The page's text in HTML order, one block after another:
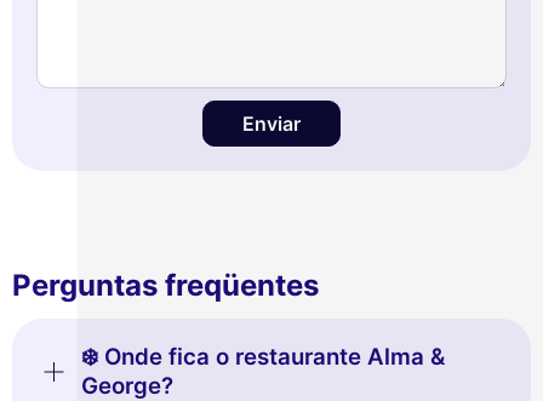
Enviar
Perguntas freqüentes
❄️ Onde fica o restaurante Alma &
George?